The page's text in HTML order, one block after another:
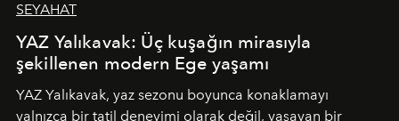
SEYAHAT
YAZ Yalıkavak: Üç kuşağın mirasıyla
şekillenen modern Ege yaşamı
YAZ Yalıkavak, yaz sezonu boyunca konaklamayı
yalnızca bir tatil deneyimi olarak değil, yaşayan bir